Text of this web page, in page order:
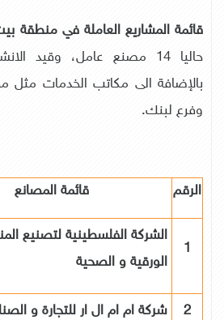
قائمة المشاريع العاملة في منطقة
بالإضافة الى مكاتب الخدمات
وفرع لبنك.
الرقم قائمة المصانع
1
الشركة الفلسطينية لتصنيع
الورقية و الصحية
2 شركة ام ام ال ار للتجارة و